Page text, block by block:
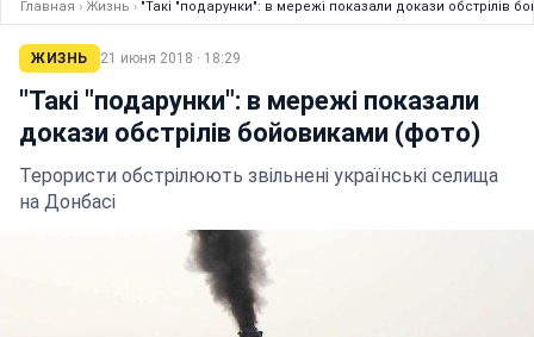
Главная › Жизнь › "Такі "подарунки": в мережі показали докази обстрілів
ЖИЗНЬ 21 июня 2018 · 18:29
"Такі "подарунки": в мережі показали
докази обстрілів бойовиками (фото)
Терористи обстрілюють звільнені українські селища
на Донбасі